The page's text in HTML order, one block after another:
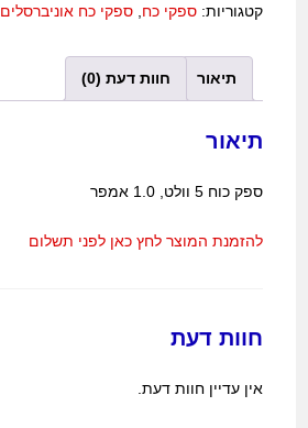
קטגוריות:ספקי כח ,ספקי כח אוניברסלים
תיאור חוות דעת (0)
תיאור
ספק כוח 5 וולט, 1.0 אמפר
להזמנת המוצר לחץ כאן לפני תשלום
חוות דעת
אין עדיין חוות דעת.